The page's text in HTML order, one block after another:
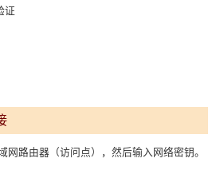
证
网路由器（访问点），然后输入网络密钥。